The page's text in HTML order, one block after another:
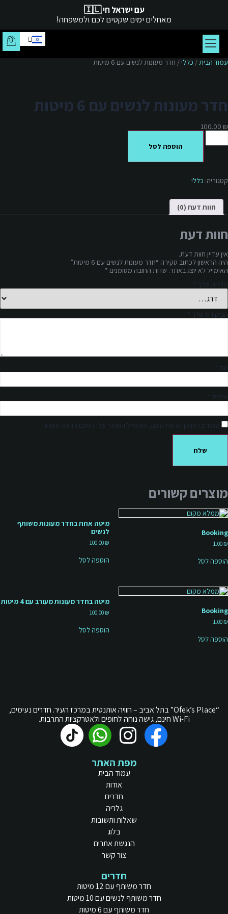
עם ישראל חי 🇮🇱
מאחלים ימים שקטים לכם ולמשפחה!
עמוד הבית/ כללי/ חדר מעונות לנשים עם 6 מיטות
חדר מעונות לנשים עם 6 מיטות
100.00 ₪
הוספה לסל
קטגוריה: כללי
חוות דעת (0)
חוות דעת
אין עדיין חוות דעת.
היה הראשון לכתוב סקירה “חדר מעונות לנשים עם 6 מיטות”
האימייל לא יוצג באתר. שדות החובה מסומנים *
הדירוג שלך *
הביקורת שלך *
שם *
אימייל *
שמור בדפדפן זה את השם, האימייל והאתר שלי לפעם הבאה שאגיב.
מוצרים קשורים
Booking
1.00₪
הוספה לסל
מיטה אחת בחדר מעונות משותף
לנשים
100.00₪
הוספה לסל
Booking
1.00₪
הוספה לסל
מיטה בחדר מעונות מעורב עם 4 מיטות
100.00₪
הוספה לסל
“Ofek’s Place” בתל אביב – חוויה אותנטית במרכז העיר. חדרים נעימים,
Wi-Fi חינם, גישה נוחה לחופים ולאטרקציות התרבות.
מפת האתר
עמוד הבית
אודות
חדרים
גלריה
שאלות ותשובות
בלוג
הנגשת אתרים
צור קשר
חדרים
חדר משותף עם 12 מיטות
חדר משותף לנשים עם 10 מיטות
חדר משותף עם 6 מיטות